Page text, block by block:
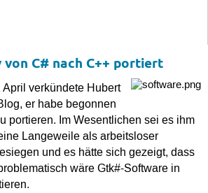
von C# nach C++ portiert
verkündete Hubert
er habe begonnen
portieren. Im Wesentlichen sei es ihm
Langeweile als arbeitsloser
und es hätte sich gezeigt, dass
wäre Gtk#-Software in